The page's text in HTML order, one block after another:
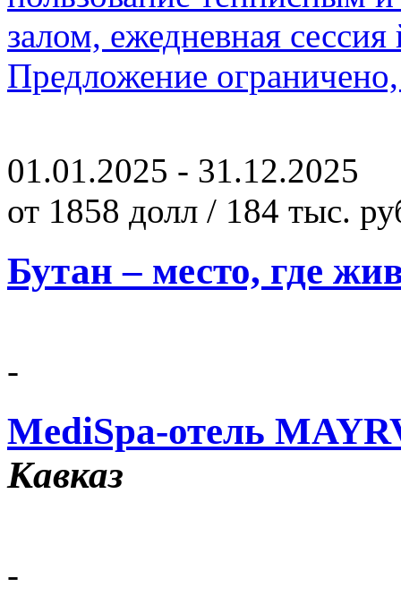
залом, ежедневная
Предложение
01.01.2025 - 31.12.2025
от 1858 долл / 184 тыс.
Бутан – место, где
-
MediSpa-отель
Кавказ
-